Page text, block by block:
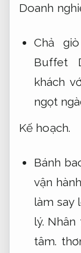
Doanh
Chả
Buffet
khách
ngọt
Kế hoạch.
Bánh
vận
làm say
lý. Nhân
tâm.